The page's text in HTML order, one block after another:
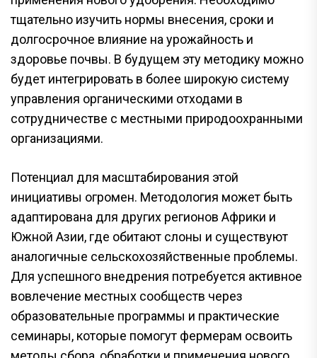
тщательно изучить нормы внесения, сроки и
долгосрочное влияние на урожайность и
здоровье почвы. В будущем эту методику можно
будет интегрировать в более широкую систему
управления органическими отходами в
сотрудничестве с местными природоохранными
организациями.
Потенциал для масштабирования этой
инициативы огромен. Методология может быть
адаптирована для других регионов Африки и
Южной Азии, где обитают слоны и существуют
аналогичные сельскохозяйственные проблемы.
Для успешного внедрения потребуется активное
вовлечение местных сообществ через
образовательные программы и практические
семинары, которые помогут фермерам освоить